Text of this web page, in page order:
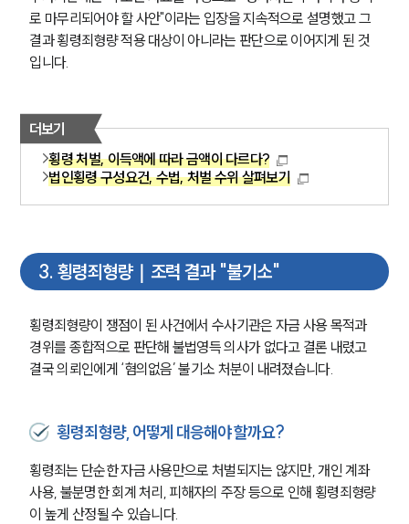
로 마무리되어야 할 사안"이라는 입장을 지속적으로 설명했고 그
결과 횡령죄형량 적용 대상이 아니라는 판단으로 이어지게 된 것
입니다.
더보기
횡령 처벌, 이득액에 따라 금액이 다르다?
법인횡령 구성요건, 수법, 처벌 수위 살펴보기
3. 횡령죄형량｜조력 결과 "불기소"
횡령죄형량이 쟁점이 된 사건에서 수사기관은 자금 사용 목적과
경위를 종합적으로 판단해 불법영득 의사가 없다고 결론 내렸고
결국 의뢰인에게 ‘혐의없음’ 불기소 처분이 내려졌습니다.
횡령죄형량, 어떻게 대응해야 할까요?
횡령죄는 단순한 자금 사용만으로 처벌되지는 않지만, 개인 계좌
사용, 불분명한 회계 처리, 피해자의 주장 등으로 인해 횡령죄형량
이 높게 산정될 수 있습니다.